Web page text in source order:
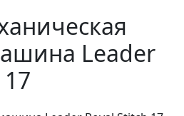
Leader